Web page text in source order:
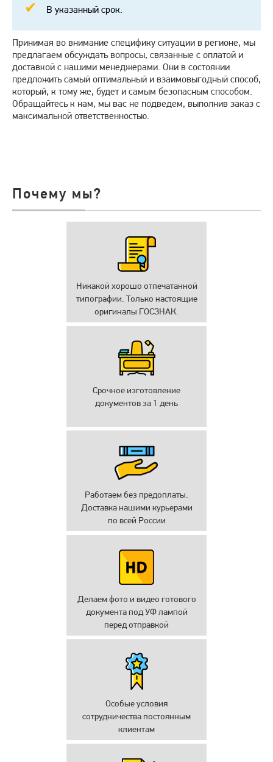
В указанный срок.
Принимая во внимание специфику ситуации в регионе, мы
предлагаем обсуждать вопросы, связанные с оплатой и
доставкой с нашими менеджерами. Они в состоянии
предложить самый оптимальный и взаимовыгодный способ,
который, к тому же, будет и самым безопасным способом.
Обращайтесь к нам, мы вас не подведем, выполнив заказ с
максимальной ответственностью.
Почему мы?
Никакой хорошо отпечатанной
типографии. Только настоящие
оригиналы ГОСЗНАК.
Срочное изготовление
документов за 1 день
Работаем без предоплаты.
Доставка нашими курьерами
по всей России
Делаем фото и видео готового
документа под УФ лампой
перед отправкой
Особые условия
сотрудничества постоянным
клиентам